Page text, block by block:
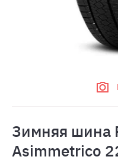
Зимняя шина
Asimmetrico